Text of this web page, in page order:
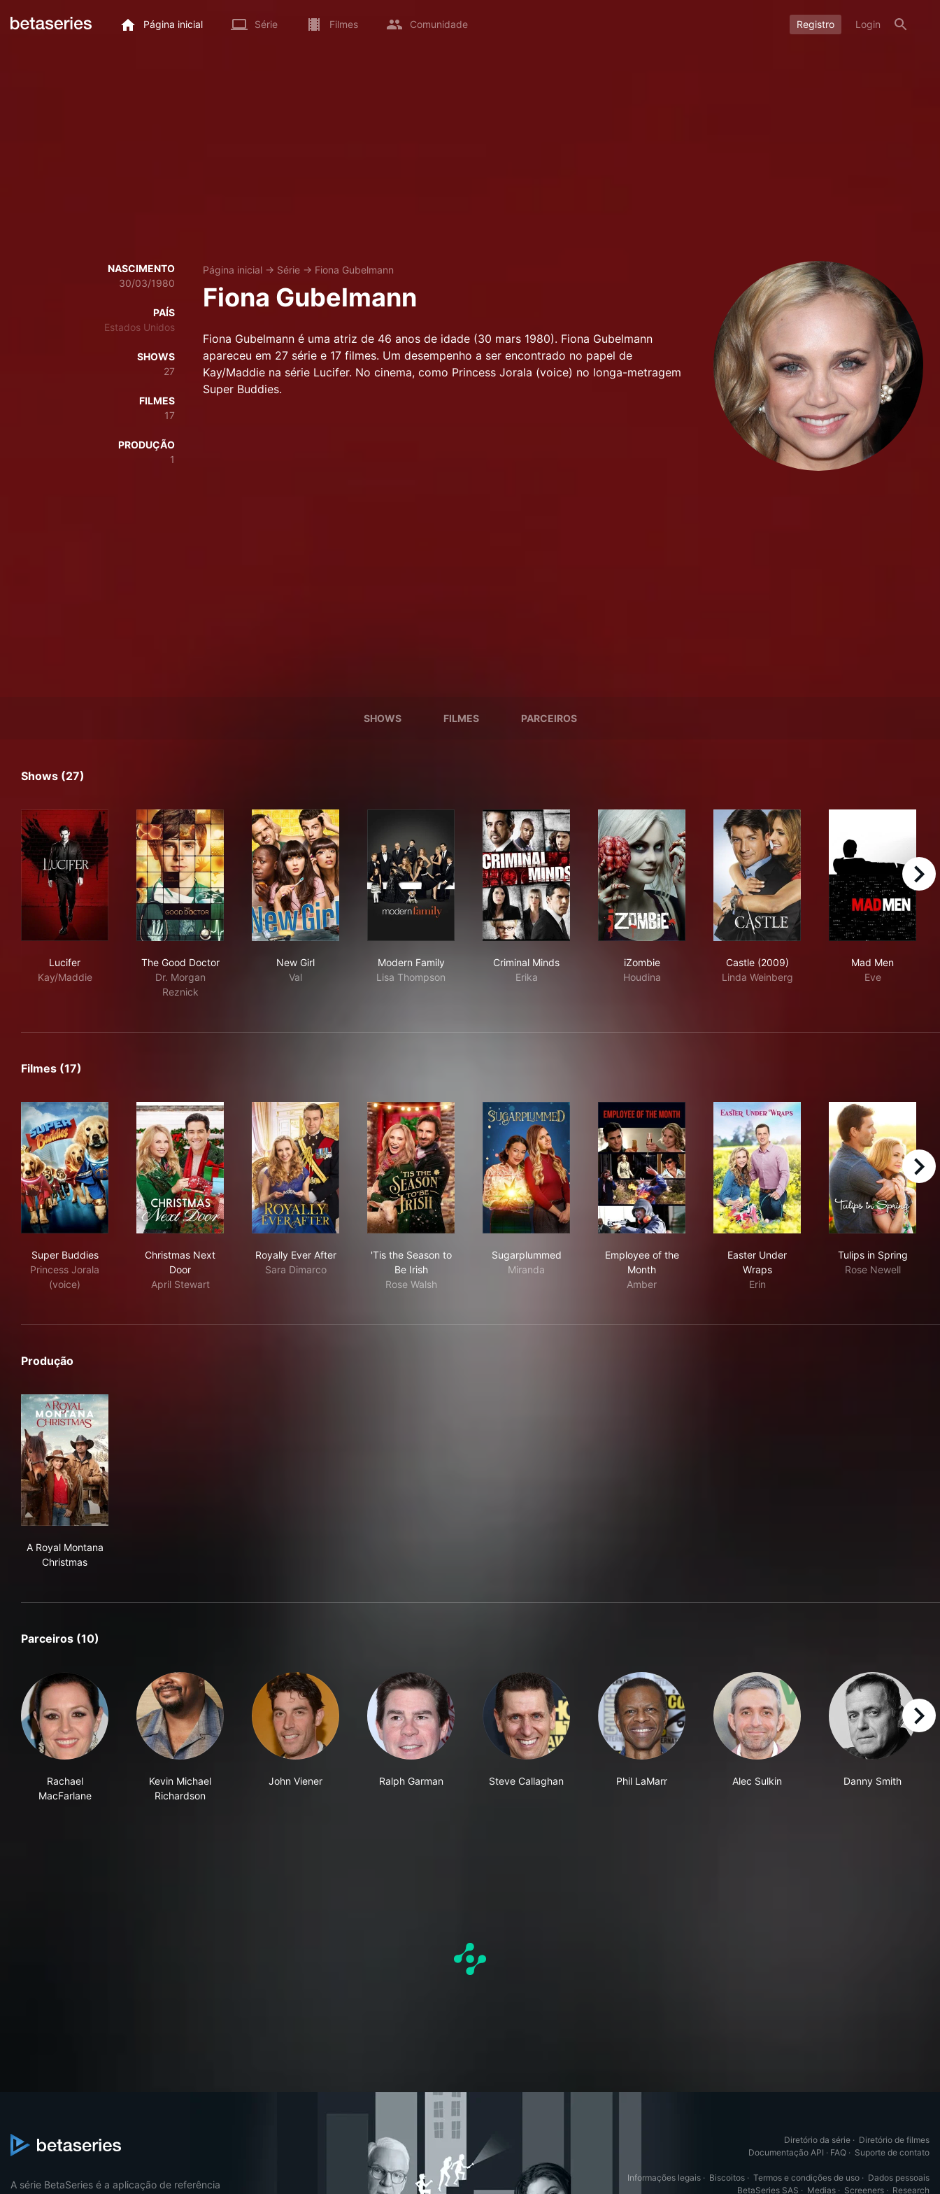
Página inicial Série Filmes Comunidade Registro Login
NASCIMENTO
30/03/1980
PAÍS
Estados Unidos
SHOWS
27
FILMES
17
PRODUÇÃO
1
Página inicial → Série → Fiona Gubelmann
Fiona Gubelmann
Fiona Gubelmann é uma atriz de 46 anos de idade (30 mars 1980). Fiona Gubelmann
apareceu em 27 série e 17 filmes. Um desempenho a ser encontrado no papel de
Kay/Maddie na série Lucifer. No cinema, como Princess Jorala (voice) no longa-metragem
Super Buddies.
SHOWS FILMES PARCEIROS
Shows (27)
Lucifer
Kay/Maddie
The Good Doctor
Dr. Morgan
Reznick
New Girl
Val
Modern Family
Lisa Thompson
Criminal Minds
Erika
iZombie
Houdina
Castle (2009)
Linda Weinberg
Mad Men
Eve
right
Filmes (17)
Super Buddies
Princess Jorala
(voice)
Christmas Next
Door
April Stewart
Royally Ever After
Sara Dimarco
'Tis the Season to
Be Irish
Rose Walsh
Sugarplummed
Miranda
Employee of the
Month
Amber
Easter Under
Wraps
Erin
Tulips in Spring
Rose Newell
right
Produção
A Royal Montana
Christmas
Parceiros (10)
Rachael
MacFarlane
Kevin Michael
Richardson
John Viener Ralph Garman Steve Callaghan Phil LaMarr Alec Sulkin Danny Smith
right
A série BetaSeries é a aplicação de referência
Diretório da série · Diretório de filmes
Documentação API · FAQ · Suporte de contato
Informações legais · Biscoitos · Termos e condições de uso · Dados pessoais
BetaSeries SAS · Medias · Screeners · Research